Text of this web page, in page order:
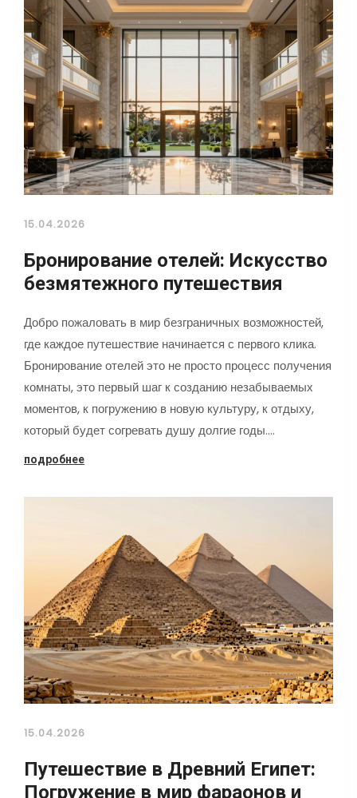
15.04.2026
Бронирование отелей: Искусство
безмятежного путешествия
Добро пожаловать в мир безграничных возможностей,
где каждое путешествие начинается с первого клика.
Бронирование отелей это не просто процесс получения
комнаты, это первый шаг к созданию незабываемых
моментов, к погружению в новую культуру, к отдыху,
который будет согревать душу долгие годы.…
подробнее
15.04.2026
Путешествие в Древний Египет:
Погружение в мир фараонов и